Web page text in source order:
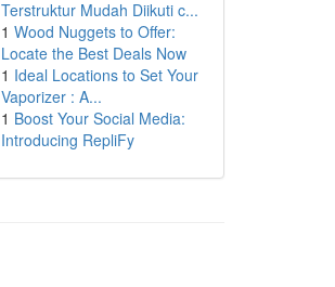
Terstruktur Mudah Diikuti c...
1 Wood Nuggets to Offer:
Locate the Best Deals Now
1 Ideal Locations to Set Your
Vaporizer : A...
1 Boost Your Social Media:
Introducing RepliFy